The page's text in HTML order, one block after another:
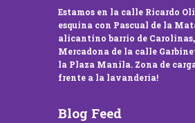
Estamos en la calle Ricardo
esquina con Pascual de la
alicantino barrio de Carolinas,
Mercadona de la calle
la Plaza Manila. Zona de
frente a la lavandería!
Blog Feed